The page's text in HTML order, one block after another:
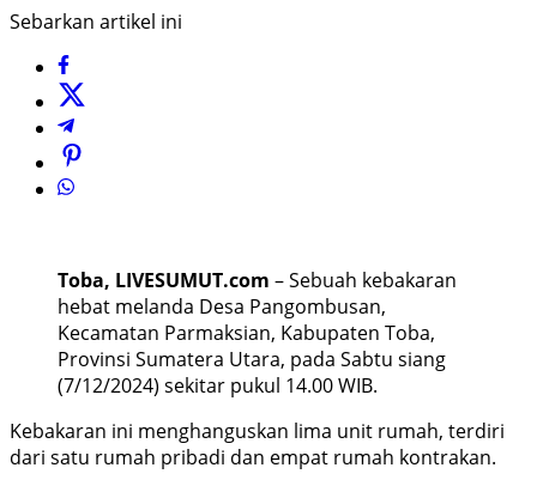
Sebarkan artikel ini
Toba, LIVESUMUT.com – Sebuah kebakaran
hebat melanda Desa Pangombusan,
Kecamatan Parmaksian, Kabupaten Toba,
Provinsi Sumatera Utara, pada Sabtu siang
(7/12/2024) sekitar pukul 14.00 WIB.
Kebakaran ini menghanguskan lima unit rumah, terdiri
dari satu rumah pribadi dan empat rumah kontrakan.